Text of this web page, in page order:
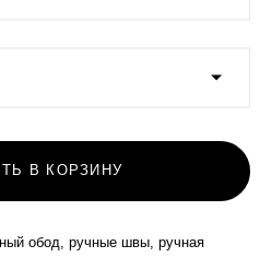
В КОРЗИНУ
обод, ручные швы, ручная